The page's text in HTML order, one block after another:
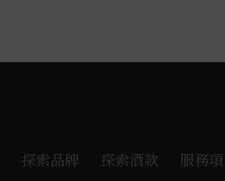
探索品牌 探索酒款 服務